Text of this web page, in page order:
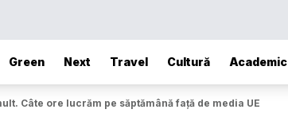
Green Next Travel Cultură Academic
Câte ore lucrăm pe săptămână față de media UE